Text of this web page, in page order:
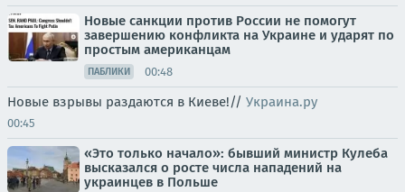
Новые санкции против России не помогут
завершению конфликта на Украине и ударят по
простым американцам
ПАБЛИКИ 00:48
Новые взрывы раздаются в Киеве!// Украина.ру
00:45
«Это только начало»: бывший министр Кулеба
высказался о росте числа нападений на
украинцев в Польше